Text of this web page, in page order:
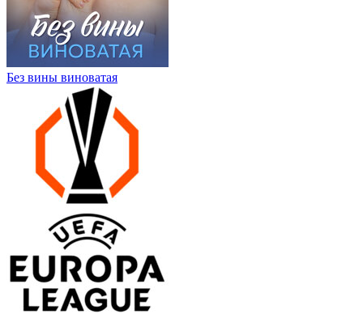
Без вины виноватая